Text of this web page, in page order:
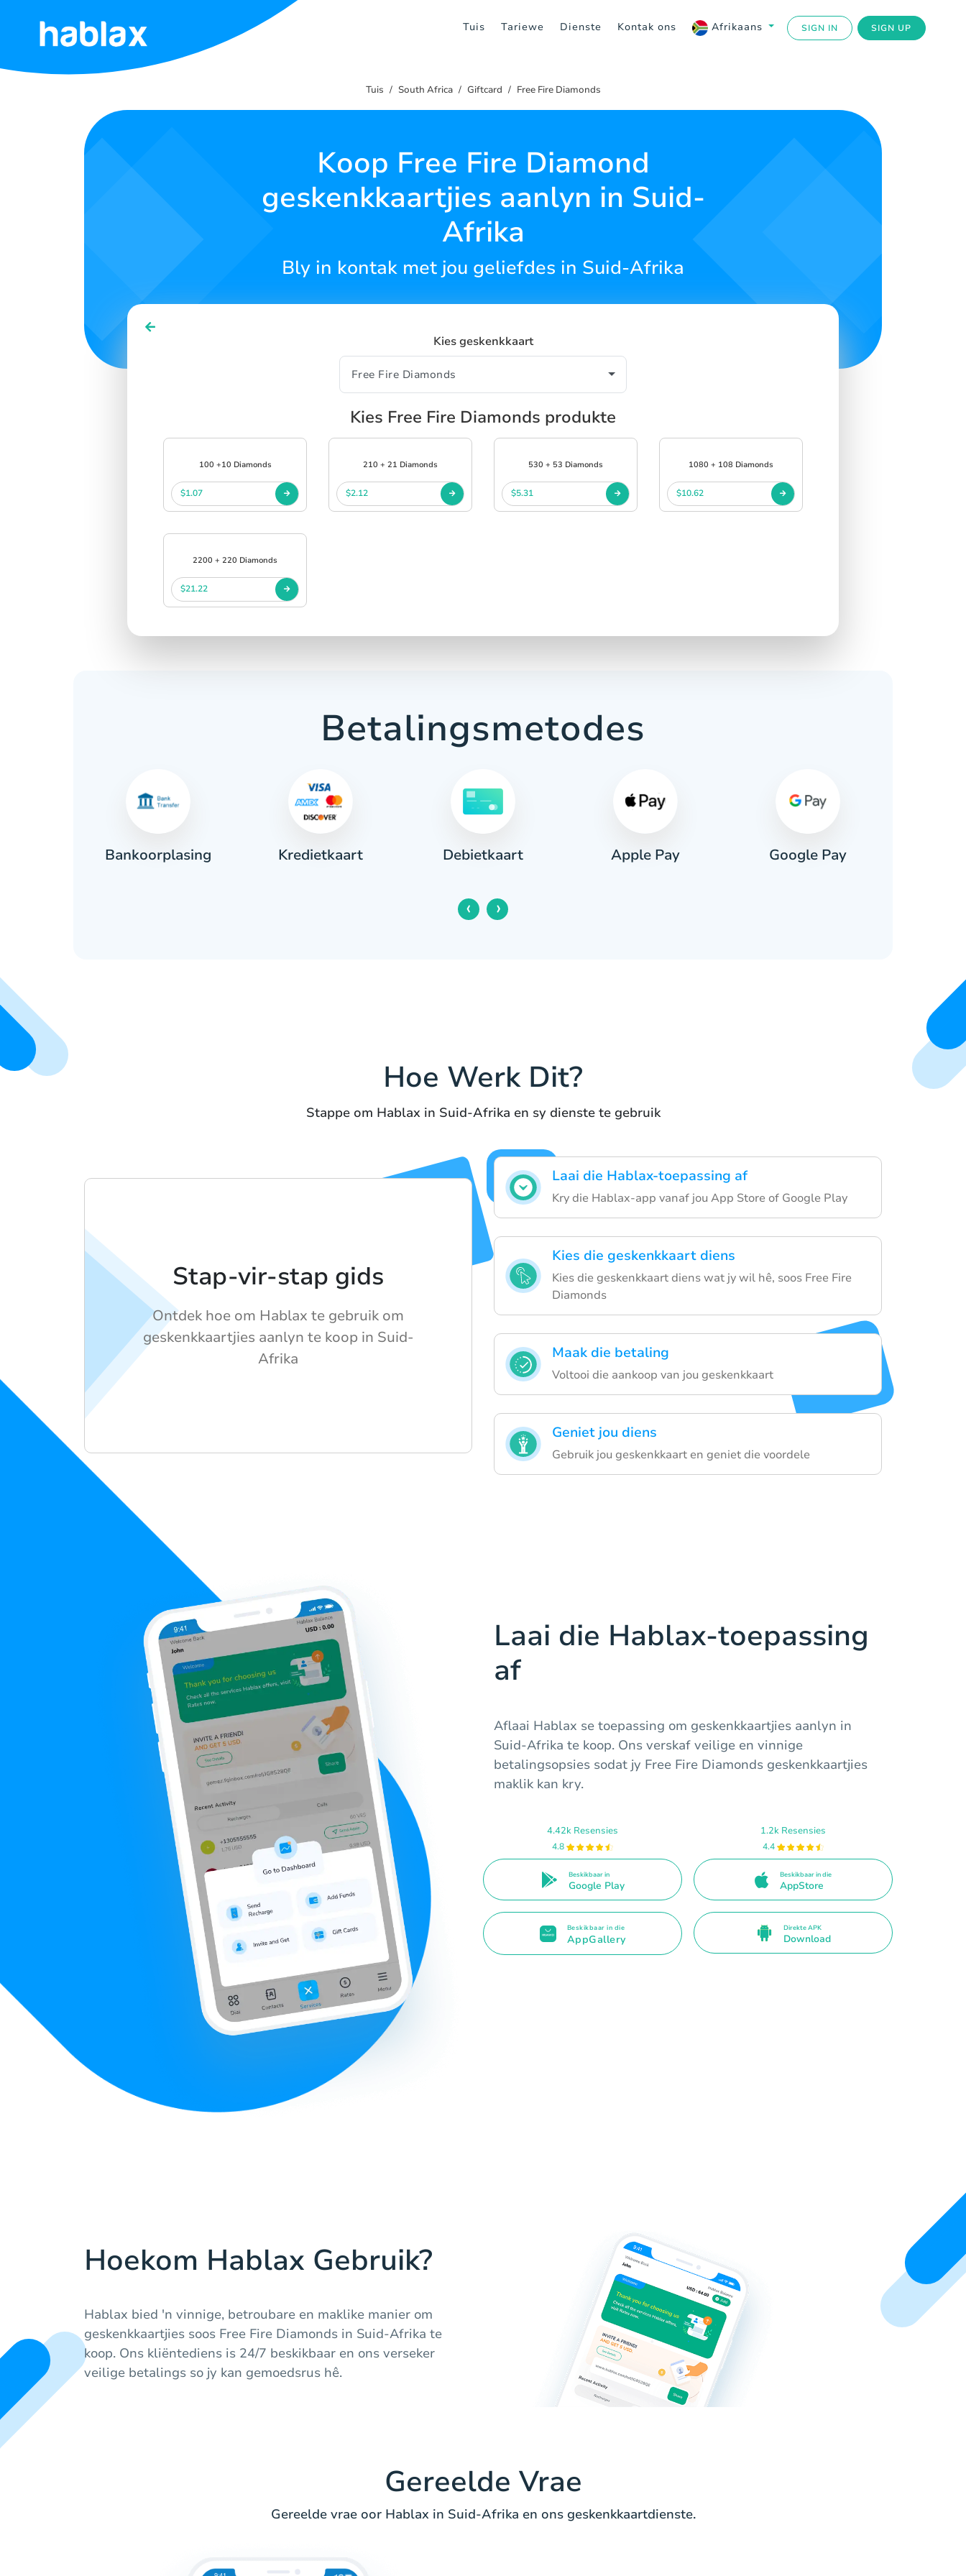
Tuis Tariewe Dienste Kontak ons Afrikaans SIGN IN SIGN UP
Tuis
Tuis South Africa Giftcard Free Fire Diamonds
Koop Free Fire Diamond
geskenkkaartjies aanlyn in Suid-
Afrika
Bly in kontak met jou geliefdes in Suid-Afrika
Kies geskenkkaart
Kies Free Fire Diamonds produkte
100 +10 Diamonds
$1.07
210 + 21 Diamonds
$2.12
530 + 53 Diamonds
$5.31
1080 + 108 Diamonds
$10.62
2200 + 220 Diamonds
$21.22
Betalingsmetodes
Bankoorplasing Kredietkaart Debietkaart Apple Pay Google Pay
‹ ›
Hoe Werk Dit?
Stappe om Hablax in Suid-Afrika en sy dienste te gebruik
Laai die Hablax-toepassing af
Kry die Hablax-app vanaf jou App Store of Google Play
Kies die geskenkkaart diens
Kies die geskenkkaart diens wat jy wil hê, soos Free Fire
Diamonds
Maak die betaling
Voltooi die aankoop van jou geskenkkaart
Geniet jou diens
Gebruik jou geskenkkaart en geniet die voordele
Stap-vir-stap gids
Ontdek hoe om Hablax te gebruik om
geskenkkaartjies aanlyn te koop in Suid-
Afrika
Laai die Hablax-toepassing
af
Aflaai Hablax se toepassing om geskenkkaartjies aanlyn in
Suid-Afrika te koop. Ons verskaf veilige en vinnige
betalingsopsies sodat jy Free Fire Diamonds geskenkkaartjies
maklik kan kry.
4.42k Resensies
4.8
Beskikbaar in
Google Play
1.2k Resensies
4.4
Beskikbaar in die
AppStore
Beskikbaar in die
AppGallery
Direkte APK
Download
Hoekom Hablax Gebruik?
Hablax bied 'n vinnige, betroubare en maklike manier om
geskenkkaartjies soos Free Fire Diamonds in Suid-Afrika te
koop. Ons kliëntediens is 24/7 beskikbaar en ons verseker
veilige betalings so jy kan gemoedsrus hê.
Gereelde Vrae
Gereelde vrae oor Hablax in Suid-Afrika en ons geskenkkaartdienste.